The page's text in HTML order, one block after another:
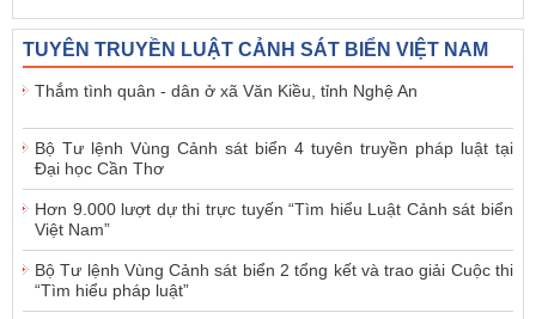
TUYÊN TRUYỀN LUẬT CẢNH SÁT BIỂN VIỆT NAM
Thắm tình quân - dân ở xã Văn Kiều, tỉnh Nghệ An
Bộ Tư lệnh Vùng Cảnh sát biển 4 tuyên truyền pháp luật tại
Đại học Cần Thơ
Hơn 9.000 lượt dự thi trực tuyến “Tìm hiểu Luật Cảnh sát biển
Việt Nam”
Bộ Tư lệnh Vùng Cảnh sát biển 2 tổng kết và trao giải Cuộc thi
“Tìm hiểu pháp luật”